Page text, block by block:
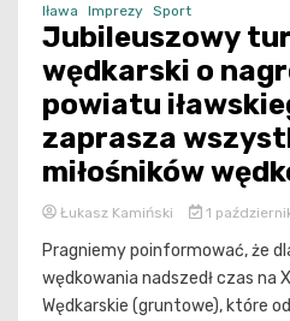
Iława Imprezy Sport
Jubileuszowy
wędkarski o
powiatu
zaprasza
miłośników
Łukasz Kamiński 1
Pragniemy poinformować, że
wędkowania nadszedł czas na
Wędkarskie (gruntowe), które